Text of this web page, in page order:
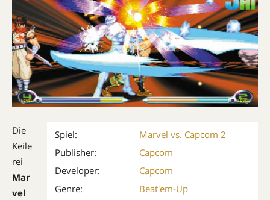
Spiel:
Marvel vs. Capcom 2
Publisher:
Capcom
Developer:
Capcom
Genre:
Beat'em-Up
Die
Keile
rei
Mar
vel